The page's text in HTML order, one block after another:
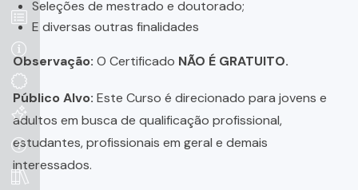
Seleções de mestrado e doutorado;
E diversas outras finalidades
Observação: O Certificado NÃO É GRATUITO.
Público Alvo: Este Curso é direcionado para jovens e
adultos em busca de qualificação profissional,
estudantes, profissionais em geral e demais
interessados.